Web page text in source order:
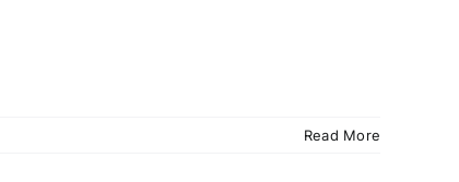
Read More